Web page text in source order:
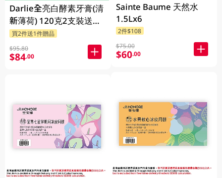
Darlie全亮白酵素牙膏(清
新薄荷) 120克2支裝送
Chiikawa便攜不鏽鋼杯
1PK
買2件送1件贈品
$95.80
$84.00
Sainte Baume 天然水
1.5Lx6
2件$108
$75.00
$60.00